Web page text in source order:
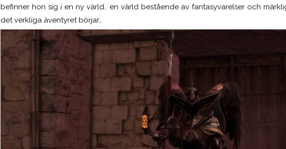
befinner hon sig i en ny värld.. en värld bestående av fantasyvarelser och
det verkliga äventyret börjar…